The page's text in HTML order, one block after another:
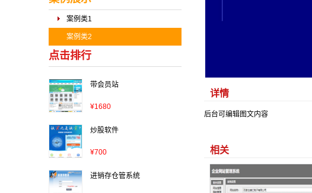
案例类1
案例类2
点击排行
带会员站
¥1680
炒股软件
¥700
进销存仓管系统
详情
后台可编辑图文内容
相关